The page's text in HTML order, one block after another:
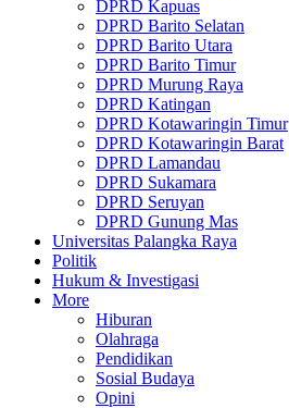
DPRD Kapuas
DPRD Barito Selatan
DPRD Barito Utara
DPRD Barito Timur
DPRD Murung Raya
DPRD Katingan
DPRD Kotawaringin Timur
DPRD Kotawaringin Barat
DPRD Lamandau
DPRD Sukamara
DPRD Seruyan
DPRD Gunung Mas
Universitas Palangka Raya
Politik
Hukum & Investigasi
More
Hiburan
Olahraga
Pendidikan
Sosial Budaya
Opini